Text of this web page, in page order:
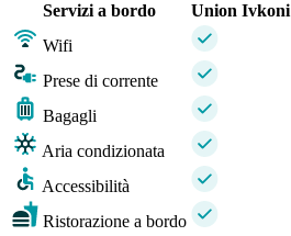
Servizi a bordo
Union Ivkoni
Wifi
Prese di corrente
Bagagli
Aria condizionata
Accessibilità
Ristorazione a bordo